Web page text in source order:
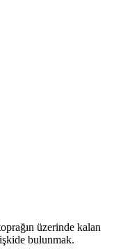
üzerinde kalan
bulunmak.